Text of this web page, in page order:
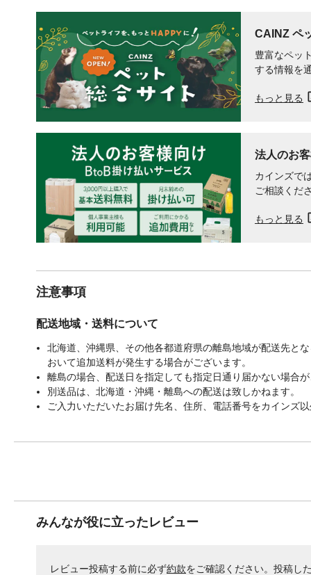
CAINZ ペ
豊富なペッ
する情報を
もっと見る
法人のお
カインズで
ご相談くだ
もっと見る
注意事項
配送地域・送料について
北海道、沖縄県、その他各都道府県の離島地域が配送先と
おいて追加送料が発生する場合がございます。
離島の場合、配送日を指定しても指定日通り届かない場合
別送品は、北海道・沖縄・離島への配送は致しかねます。
ご入力いただいたお届け先名、住所、電話番号をカインズ
みんなが役に立ったレビュー
レビュー投稿する前に必ず約款をご確認ください。投稿し